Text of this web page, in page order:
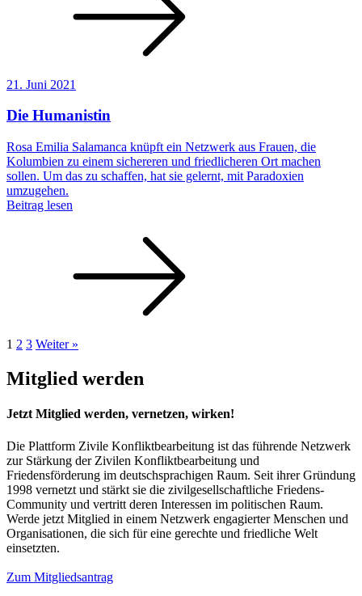
21. Juni 2021
Die Humanistin
Rosa Emilia Salamanca knüpft ein Netzwerk aus Frauen, die
Kolumbien zu einem sichereren und friedlicheren Ort machen
sollen. Um das zu schaffen, hat sie gelernt, mit Paradoxien
umzugehen.
Beitrag lesen
1 2 3 Weiter »
Mitglied werden
Jetzt Mitglied werden, vernetzen, wirken!
Die Plattform Zivile Konfliktbearbeitung ist das führende Netzwerk
zur Stärkung der Zivilen Konfliktbearbeitung und
Friedensförderung im deutschsprachigen Raum. Seit ihrer Gründung
1998 vernetzt und stärkt sie die zivilgesellschaftliche Friedens-
Community und vertritt deren Interessen im politischen Raum.
Werde jetzt Mitglied in einem Netzwerk engagierter Menschen und
Organisationen, die sich für eine gerechte und friedliche Welt
einsetzten.
Zum Mitgliedsantrag